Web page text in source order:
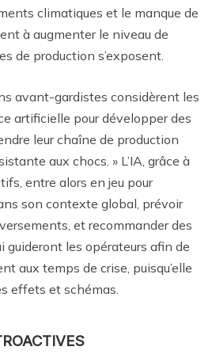
climatiques et le manque de
à augmenter le niveau de
de production s’exposent.
avant-gardistes considèrent les
artificielle pour développer des
leur chaîne de production
aux chocs. » L’IA, grâce à
entre alors en jeu pour
son contexte global, prévoir
et recommander des
les opérateurs afin de
aux temps de crise, puisqu’elle
effets et schémas.